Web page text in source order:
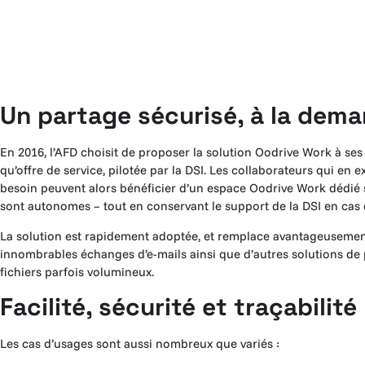
Un partage sécurisé, à la
En 2016, l’AFD choisit de proposer la solution Oodrive Work à
qu’offre de service, pilotée par la DSI. Les collaborateurs qui en
besoin peuvent alors bénéficier d’un espace Oodrive Work
sont autonomes – tout en conservant le support de la DSI en cas
La solution est rapidement adoptée, et remplace
innombrables échanges d’e-mails ainsi que d’autres solutions
fichiers parfois volumineux.
Facilité, sécurité et traçabilité
Les cas d’usages sont aussi nombreux que variés :